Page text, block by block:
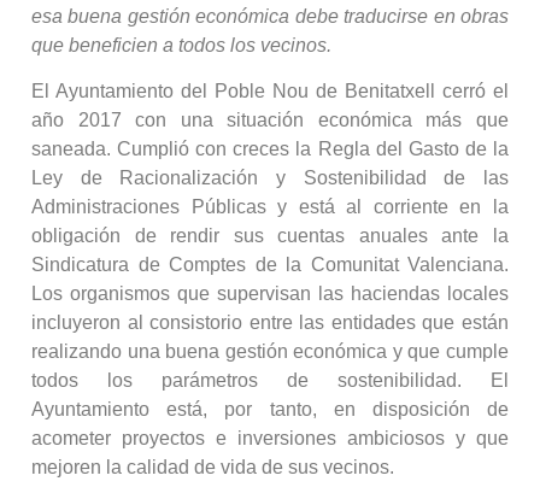
esa buena gestión económica debe traducirse en obras
que beneficien a todos los vecinos.
El Ayuntamiento del Poble Nou de Benitatxell cerró el
año 2017 con una situación económica más que
saneada. Cumplió con creces la Regla del Gasto de la
Ley de Racionalización y Sostenibilidad de las
Administraciones Públicas y está al corriente en la
obligación de rendir sus cuentas anuales ante la
Sindicatura de Comptes de la Comunitat Valenciana.
Los organismos que supervisan las haciendas locales
incluyeron al consistorio entre las entidades que están
realizando una buena gestión económica y que cumple
todos los parámetros de sostenibilidad. El
Ayuntamiento está, por tanto, en disposición de
acometer proyectos e inversiones ambiciosos y que
mejoren la calidad de vida de sus vecinos.